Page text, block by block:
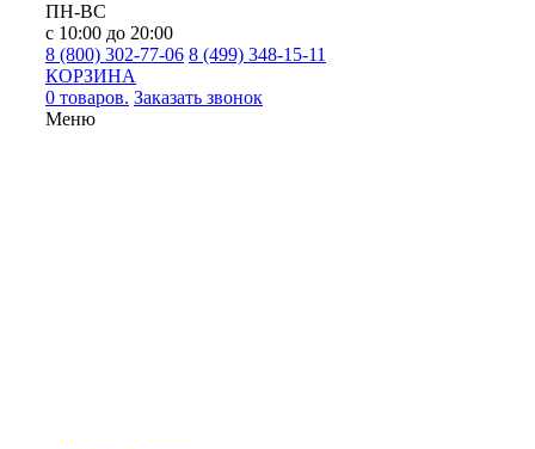
ПН-ВС
с 10:00 до 20:00
8 (800) 302-77-06 8 (499) 348-15-11
КОРЗИНА
0 товаров. Заказать звонок
Меню